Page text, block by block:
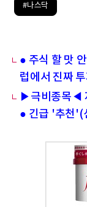
#나스닥
● 주식 할 맛
럽에서 진짜
▶극비종목◀
● 긴급 '추천'(